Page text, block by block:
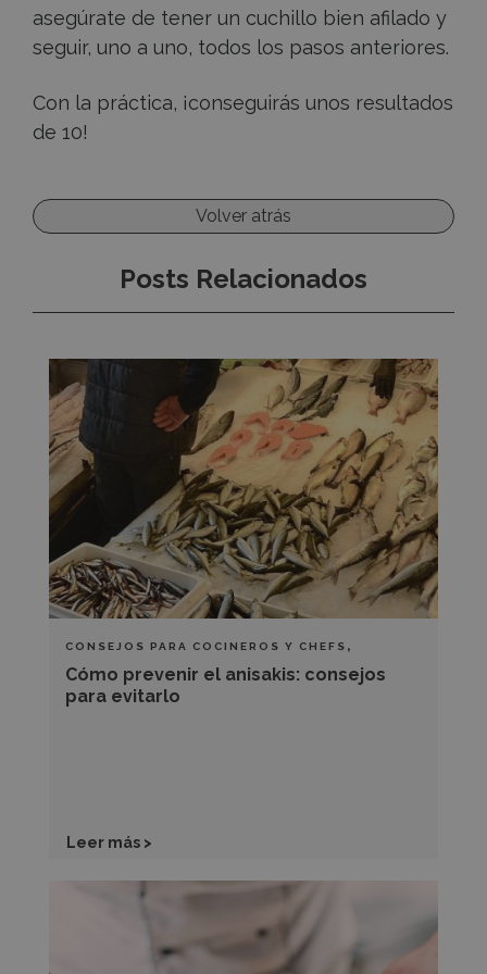
asegúrate de tener un cuchillo bien afilado y
seguir, uno a uno, todos los pasos anteriores.
Con la práctica, ¡conseguirás unos resultados
de 10!
Volver atrás
Posts Relacionados
CONSEJOS PARA COCINEROS Y CHEFS ,
TÉCNICAS DE SALA Y BARRA
Cómo prevenir el anisakis: consejos
para evitarlo
Leer más >
prevenir
el
anisakis:
consejos
para
evitarlo